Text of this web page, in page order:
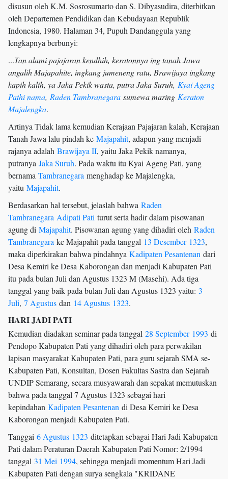
disusun oleh K.M. Sosrosumarto dan S. Dibyasudira, diterbitkan
oleh Departemen Pendidikan dan Kebudayaan Republik
Indonesia, 1980. Halaman 34, Pupuh Dandanggula yang
lengkapnya berbunyi:
...Tan alami pajajaran kendhih, keratonnya ing tanah Jawa
angalih Majapahite, ingkang jumeneng ratu, Brawijaya ingkang
kapih kalih, ya Jaka Pekik wasta, putra Jaka Suruh, Kyai Ageng
Pathi nama, Raden Tambranegara sumewa maring Keraton
Majalengka.
Artinya Tidak lama kemudian Kerajaan Pajajaran kalah, Kerajaan
Tanah Jawa lalu pindah ke Majapahit, adapun yang menjadi
rajanya adalah Brawijaya II, yaitu Jaka Pekik namanya,
putranya Jaka Suruh. Pada waktu itu Kyai Ageng Pati, yang
bernama Tambranegara menghadap ke Majalengka,
yaitu Majapahit.
Berdasarkan hal tersebut, jelaslah bahwa Raden
Tambranegara Adipati Pati turut serta hadir dalam pisowanan
agung di Majapahit. Pisowanan agung yang dihadiri oleh Raden
Tambranegara ke Majapahit pada tanggal 13 Desember 1323,
maka diperkirakan bahwa pindahnya Kadipaten Pesantenan dari
Desa Kemiri ke Desa Kaborongan dan menjadi Kabupaten Pati
itu pada bulan Juli dan Agustus 1323 M (Masehi). Ada tiga
tanggal yang baik pada bulan Juli dan Agustus 1323 yaitu: 3
Juli, 7 Agustus dan 14 Agustus 1323.
HARI JADI PATI
Kemudian diadakan seminar pada tanggal 28 September 1993 di
Pendopo Kabupaten Pati yang dihadiri oleh para perwakilan
lapisan masyarakat Kabupaten Pati, para guru sejarah SMA se-
Kabupaten Pati, Konsultan, Dosen Fakultas Sastra dan Sejarah
UNDIP Semarang, secara musyawarah dan sepakat memutuskan
bahwa pada tanggal 7 Agustus 1323 sebagai hari
kepindahan Kadipaten Pesantenan di Desa Kemiri ke Desa
Kaborongan menjadi Kabupaten Pati.
Tanggai 6 Agustus 1323 ditetapkan sebagai Hari Jadi Kabupaten
Pati dalam Peraturan Daerah Kabupaten Pati Nomor: 2/1994
tanggal 31 Mei 1994, sehingga menjadi momentum Hari Jadi
Kabupaten Pati dengan surya sengkala "KRIDANE